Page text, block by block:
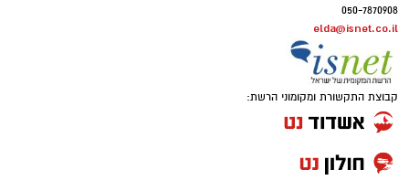
050-7870908
elda@isnet.co.il
קבוצת התקשורת ומקומוני הרשת: